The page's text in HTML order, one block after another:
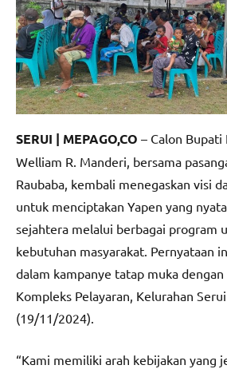
SERUI | MEPAGO,CO – Calon Bupati
Welliam R. Manderi, bersama
Raubaba, kembali menegaskan visi
untuk menciptakan Yapen yang
sejahtera melalui berbagai program
kebutuhan masyarakat. Pernyataan
dalam kampanye tatap muka
Kompleks Pelayaran, Kelurahan
(19/11/2024).
“Kami memiliki arah kebijakan yang